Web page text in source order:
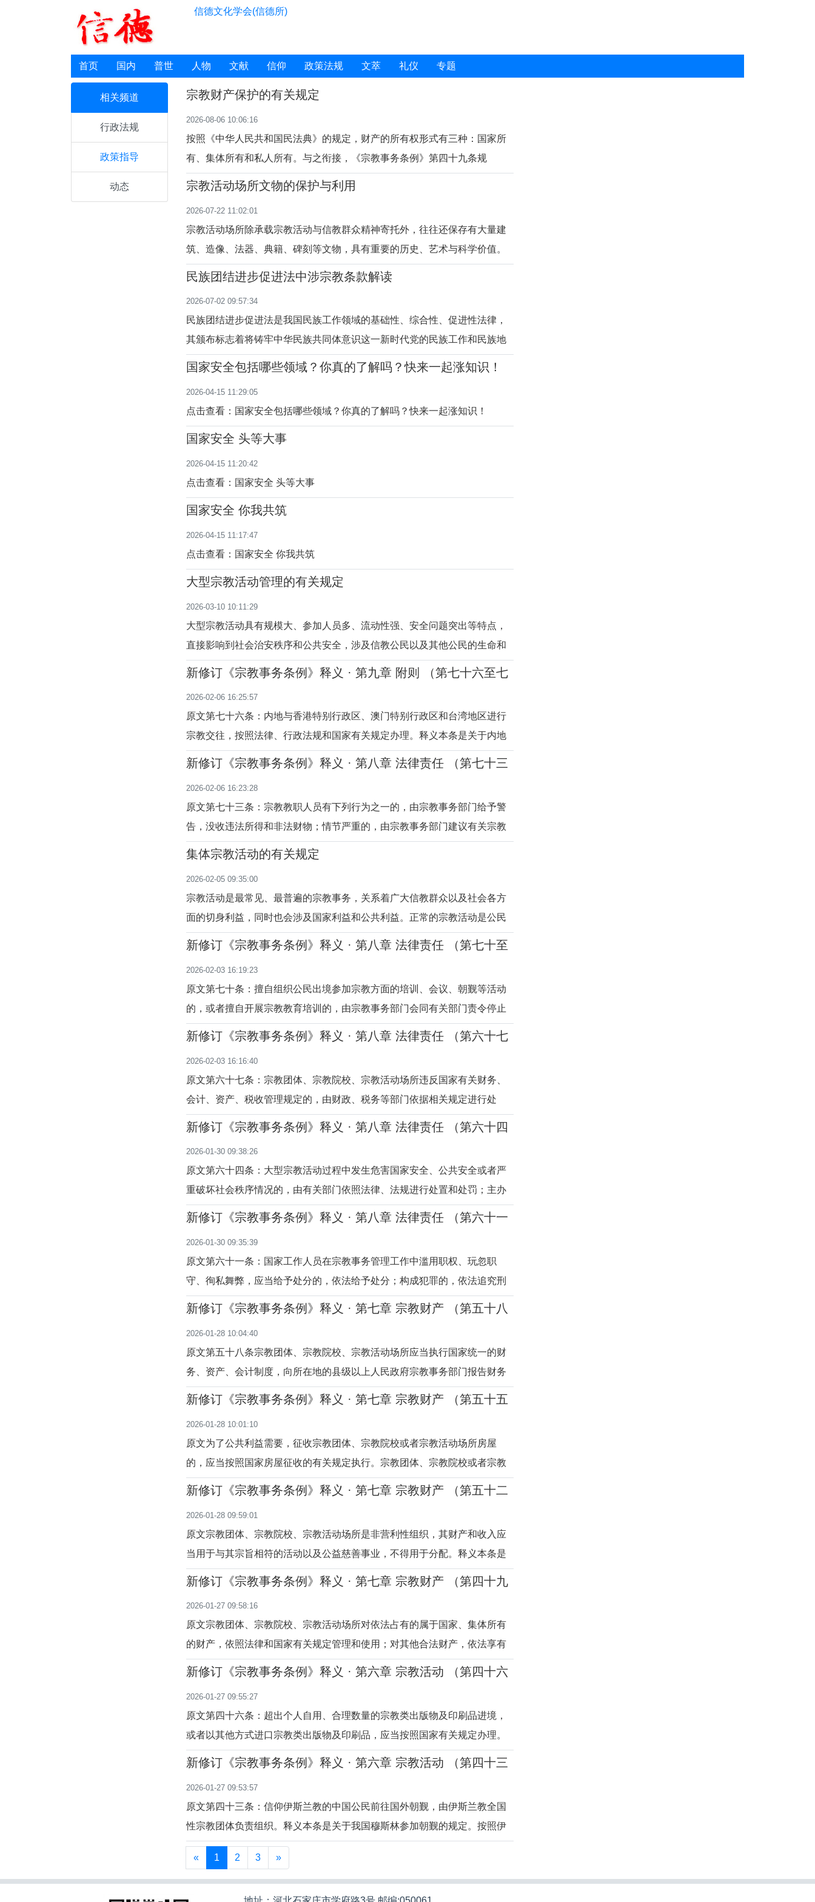
信德文化学会(信德所)
首页 国内 普世 人物 文献 信仰 政策法规 文萃 礼仪 专题
相关频道
行政法规
政策指导
动态
宗教财产保护的有关规定
2026-08-06 10:06:16
按照《中华人民共和国民法典》的规定，财产的所有权形式有三种：国家所
有、集体所有和私人所有。与之衔接，《宗教事务条例》第四十九条规
定：“宗教团体、宗教院校、宗教活动场所对依法占有的属于国家、集体所有
所有权或者其他财产权利。”对现行法律法
宗教活动场所文物的保护与利用
2026-07-22 11:02:01
宗教活动场所除承载宗教活动与信教群众精神寄托外，往往还保存有大量建
筑、造像、法器、典籍、碑刻等文物，具有重要的历史、艺术与科学价值。
加强宗教活动场所文物的保护与利用，既是做好文物保护工作、传承中华优
教中国化走深走实的生动实践。一、宗教
民族团结进步促进法中涉宗教条款解读
2026-07-02 09:57:34
民族团结进步促进法是我国民族工作领域的基础性、综合性、促进性法律，
其颁布标志着将铸牢中华民族共同体意识这一新时代党的民族工作和民族地
区各项工作的主线以国家立法形式确立下来，也标志着民族团结进步事业进
进中华民族共同体建设夯实法治根基。我
国家安全包括哪些领域？你真的了解吗？快来一起涨知识！
2026-04-15 11:29:05
点击查看：国家安全包括哪些领域？你真的了解吗？快来一起涨知识！
国家安全 头等大事
2026-04-15 11:20:42
点击查看：国家安全 头等大事
国家安全 你我共筑
2026-04-15 11:17:47
点击查看：国家安全 你我共筑
大型宗教活动管理的有关规定
2026-03-10 10:11:29
大型宗教活动具有规模大、参加人员多、流动性强、安全问题突出等特点，
直接影响到社会治安秩序和公共安全，涉及信教公民以及其他公民的生命和
财产安全。各宗教都存在一些大型宗教活动，这类活动参加人数动辄成千上
易发生各种意外事故和矛盾纠纷，给沿途
新修订《宗教事务条例》释义 · 第九章 附则 （第七十六至七
2026-02-06 16:25:57
原文第七十六条：内地与香港特别行政区、澳门特别行政区和台湾地区进行
宗教交往，按照法律、行政法规和国家有关规定办理。释义本条是关于内地
与港澳台之间进行宗教交往的原则性规定。本条例适用于中国大陆地区有关
别行政区的教育、科学、技术、文化、
新修订《宗教事务条例》释义 · 第八章 法律责任 （第七十三
2026-02-06 16:23:28
原文第七十三条：宗教教职人员有下列行为之一的，由宗教事务部门给予警
告，没收违法所得和非法财物；情节严重的，由宗教事务部门建议有关宗教
团体、宗教院校或者宗教活动场所暂停其主持教务活动或者取消其宗教教职
任；有违反治安管理行为的，依法给予治安
集体宗教活动的有关规定
2026-02-05 09:35:00
宗教活动是最常见、最普遍的宗教事务，关系着广大信教群众以及社会各方
面的切身利益，同时也会涉及国家利益和公共利益。正常的宗教活动是公民
宗教信仰自由权利的具体体现，国家保护正常的宗教活动，依法对涉及国家
法律法规的相关规定。《宗教事务条例》
新修订《宗教事务条例》释义 · 第八章 法律责任 （第七十至
2026-02-03 16:19:23
原文第七十条：擅自组织公民出境参加宗教方面的培训、会议、朝觐等活动
的，或者擅自开展宗教教育培训的，由宗教事务部门会同有关部门责令停止
活动，可以并处2万元以上20万元以下的罚款；有违法所得的，没收违法所
构传教、举行宗教活动、成立宗教组织、设
新修订《宗教事务条例》释义 · 第八章 法律责任 （第六十七
2026-02-03 16:16:40
原文第六十七条：宗教团体、宗教院校、宗教活动场所违反国家有关财务、
会计、资产、税收管理规定的，由财政、税务等部门依据相关规定进行处
罚；情节严重的，经财政、税务部门提出，由登记管理机关或者批准设立机
教活动场所违反国家有关财务、会计、资产
新修订《宗教事务条例》释义 · 第八章 法律责任 （第六十四
2026-01-30 09:38:26
原文第六十四条：大型宗教活动过程中发生危害国家安全、公共安全或者严
重破坏社会秩序情况的，由有关部门依照法律、法规进行处置和处罚；主办
的宗教团体、寺观教堂负有责任的，由登记管理机关责令其撤换主要负责
的，由宗教事务部门会同有关部门责令停止
新修订《宗教事务条例》释义 · 第八章 法律责任 （第六十一
2026-01-30 09:35:39
原文第六十一条：国家工作人员在宗教事务管理工作中滥用职权、玩忽职
守、徇私舞弊，应当给予处分的，依法给予处分；构成犯罪的，依法追究刑
事责任。释义本条是关于国家工作人员在宗教事务管理工作中发生违法行为
作中故意逾越职权，违反法律规定处理其无
新修订《宗教事务条例》释义 · 第七章 宗教财产 （第五十八
2026-01-28 10:04:40
原文第五十八条宗教团体、宗教院校、宗教活动场所应当执行国家统一的财
务、资产、会计制度，向所在地的县级以上人民政府宗教事务部门报告财务
状况、收支情况和接受、使用捐赠情况，接受其监督管理，并以适当方式向
体、宗教院校、宗教活动场所应当按照国家
新修订《宗教事务条例》释义 · 第七章 宗教财产 （第五十五
2026-01-28 10:01:10
原文为了公共利益需要，征收宗教团体、宗教院校或者宗教活动场所房屋
的，应当按照国家房屋征收的有关规定执行。宗教团体、宗教院校或者宗教
活动场所可以选择货币补偿，也可以选择房屋产权调换或者重建。释义本条
教团体、宗教院校或者宗教活动场所房屋。
新修订《宗教事务条例》释义 · 第七章 宗教财产 （第五十二
2026-01-28 09:59:01
原文宗教团体、宗教院校、宗教活动场所是非营利性组织，其财产和收入应
当用于与其宗旨相符的活动以及公益慈善事业，不得用于分配。释义本条是
关于宗教团体、宗教院校、宗教活动场所非营利性组织性质的规定。非营利
性事业，不能用于分配的社会组织。根据
新修订《宗教事务条例》释义 · 第七章 宗教财产 （第四十九
2026-01-27 09:58:16
原文宗教团体、宗教院校、宗教活动场所对依法占有的属于国家、集体所有
的财产，依照法律和国家有关规定管理和使用；对其他合法财产，依法享有
所有权或者其他财产权利。释义本条是关于宗教财产所有权归属的规定。过
据是1980年7月16日国务院批转的《关于落
新修订《宗教事务条例》释义 · 第六章 宗教活动 （第四十六
2026-01-27 09:55:27
原文第四十六条：超出个人自用、合理数量的宗教类出版物及印刷品进境，
或者以其他方式进口宗教类出版物及印刷品，应当按照国家有关规定办理。
释义本条是关于宗教类出版物及印刷品进境、进口的规定。境外利用宗教对
去，境外通过公共媒体等渠道指责、抹黑我
新修订《宗教事务条例》释义 · 第六章 宗教活动 （第四十三
2026-01-27 09:53:57
原文第四十三条：信仰伊斯兰教的中国公民前往国外朝觐，由伊斯兰教全国
性宗教团体负责组织。释义本条是关于我国穆斯林参加朝觐的规定。按照伊
斯兰教的教规教义，朝觐是穆斯林的一项基本宗教功课，国家予以尊重和保
系到穆斯林自身的安全，也涉及国家安全
« 1 2 3 »